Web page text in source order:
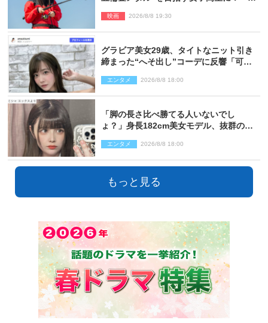
映画 2026/8/8 19:30
グラビア美女29歳、タイトなニット引き
締まった“へそ出し”コーデに反響「可愛
エンタメ 2026/8/8 18:00
「脚の長さ比べ勝てる人いないでし
ょ？」身長182cm美女モデル、抜群のプ
エンタメ 2026/8/8 18:00
もっと見る